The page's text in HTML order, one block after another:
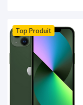
Top Produit